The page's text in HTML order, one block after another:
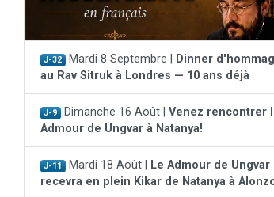
J-32 Mardi 8 Septembre |
Dinner
au Rav Sitruk à Londres — 10 ans déjà
J-9 Dimanche 16 Août | Venez rencontrer
Admour de Ungvar à Natanya!
J-11 Mardi 18 Août |
Le Admour de Ungvar
recevra en plein Kikar de Natanya à